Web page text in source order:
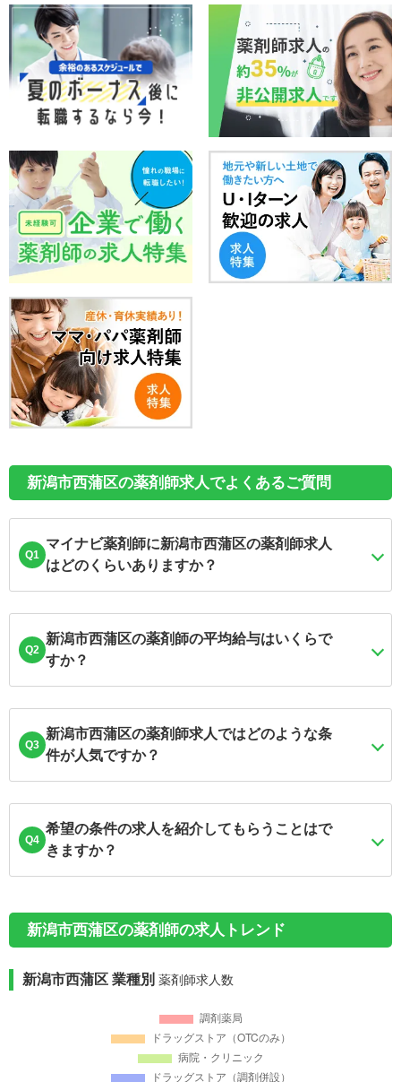
新潟市西蒲区の薬剤師求人でよくあるご質問
Q1
マイナビ薬剤師に新潟市西蒲区の薬剤師求人
はどのくらいありますか？
Q2
新潟市西蒲区の薬剤師の平均給与はいくらで
すか？
Q3
新潟市西蒲区の薬剤師求人ではどのような条
件が人気ですか？
Q4
希望の条件の求人を紹介してもらうことはで
きますか？
新潟市西蒲区の薬剤師の求人トレンド
新潟市西蒲区 業種別 薬剤師求人数